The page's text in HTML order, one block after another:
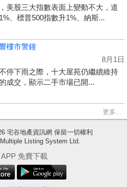
美股三大指數表面上變動不大，道
、標普500指數升1%、納斯...
樓市警鐘
8月1日
停下雨之際，十大屋苑仍繼續維持
成交，顯示二手市場已開...
更多...
宅谷地產資訊網 保留一切權利
Listing System Ltd.
免費下載